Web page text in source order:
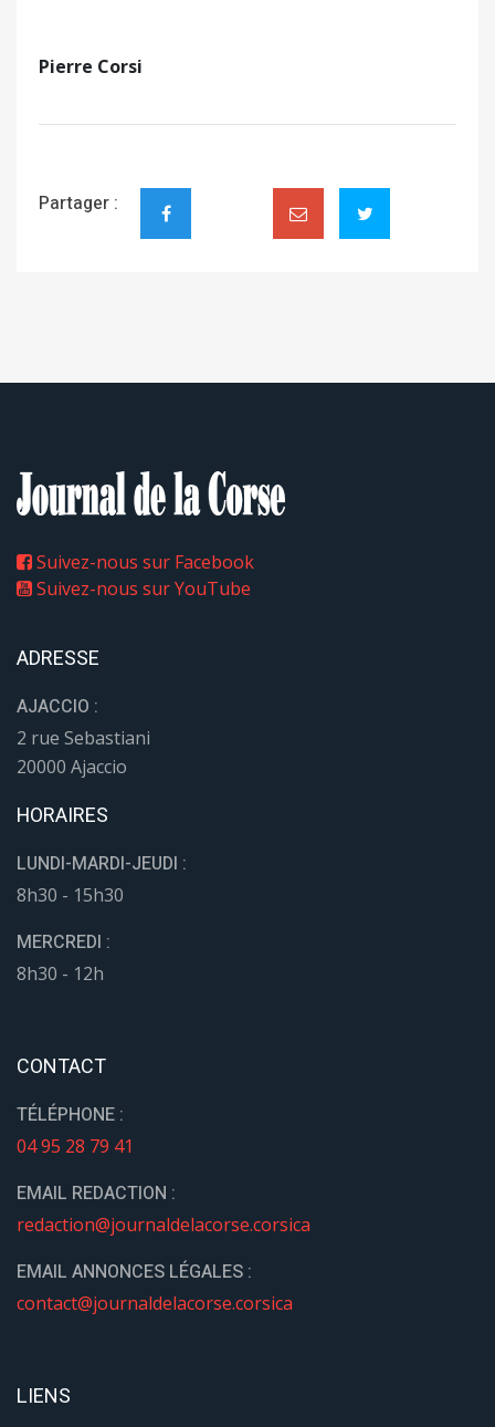
Pierre Corsi
Partager :
Suivez-nous sur Facebook
Suivez-nous sur YouTube
ADRESSE
AJACCIO :
2 rue Sebastiani
20000 Ajaccio
HORAIRES
LUNDI-MARDI-JEUDI :
8h30 - 15h30
MERCREDI :
8h30 - 12h
CONTACT
TÉLÉPHONE :
04 95 28 79 41
EMAIL REDACTION :
redaction@journaldelacorse.corsica
EMAIL ANNONCES LÉGALES :
contact@journaldelacorse.corsica
LIENS